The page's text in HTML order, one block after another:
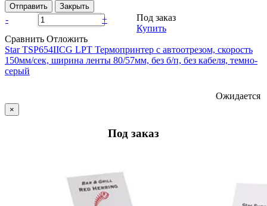
Отправить Закрыть
- +
Под заказ
Купить
Сравнить Отложить
Star ТSP654IICG LPT Термопринтер с автоотрезом, скорость
150мм/сек, ширина ленты 80/57мм, без б/п, без кабеля, темно-
серый
Ожидается
×
Под заказ